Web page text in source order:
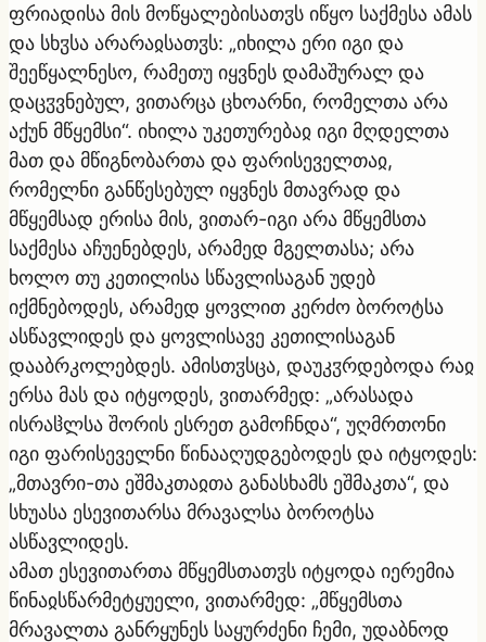
ფრიადისა მის მოწყალებისათჳს იწყო საქმესა ამას
და სხჳსა არარაჲსათჳს: „იხილა ერი იგი და
შეეწყალნესო, რამეთუ იყვნეს დამაშურალ და
დაცჳვნებულ, ვითარცა ცხოარნი, რომელთა არა
აქუნ მწყემსი“. იხილა უკეთურებაჲ იგი მღდელთა
მათ და მწიგნობართა და ფარისეველთაჲ,
რომელნი განწესებულ იყვნეს მთავრად და
მწყემსად ერისა მის, ვითარ-იგი არა მწყემსთა
საქმესა აჩუენებდეს, არამედ მგელთასა; არა
ხოლო თუ კეთილისა სწავლისაგან უდებ
იქმნებოდეს, არამედ ყოვლით კერძო ბოროტსა
ასწავლიდეს და ყოვლისავე კეთილისაგან
დააბრკოლებდეს. ამისთჳსცა, დაუკჳრდებოდა რაჲ
ერსა მას და იტყოდეს, ვითარმედ: „არასადა
ისრაჱლსა შორის ესრეთ გამოჩნდა“, უღმრთონი
იგი ფარისეველნი წინააღუდგებოდეს და იტყოდეს:
„მთავრი-თა ეშმაკთაჲთა განასხამს ეშმაკთა“, და
სხუასა ესევითარსა მრავალსა ბოროტსა
ასწავლიდეს.
ამათ ესევითართა მწყემსთათჳს იტყოდა იერემია
წინაჲსწარმეტყუელი, ვითარმედ: „მწყემსთა
მრავალთა განრყუნეს საყურძენი ჩემი, უდაბნოდ